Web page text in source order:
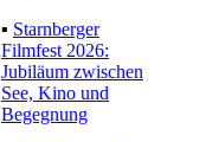
▪ Starnberger
Filmfest 2026:
Jubiläum zwischen
See, Kino und
Begegnung